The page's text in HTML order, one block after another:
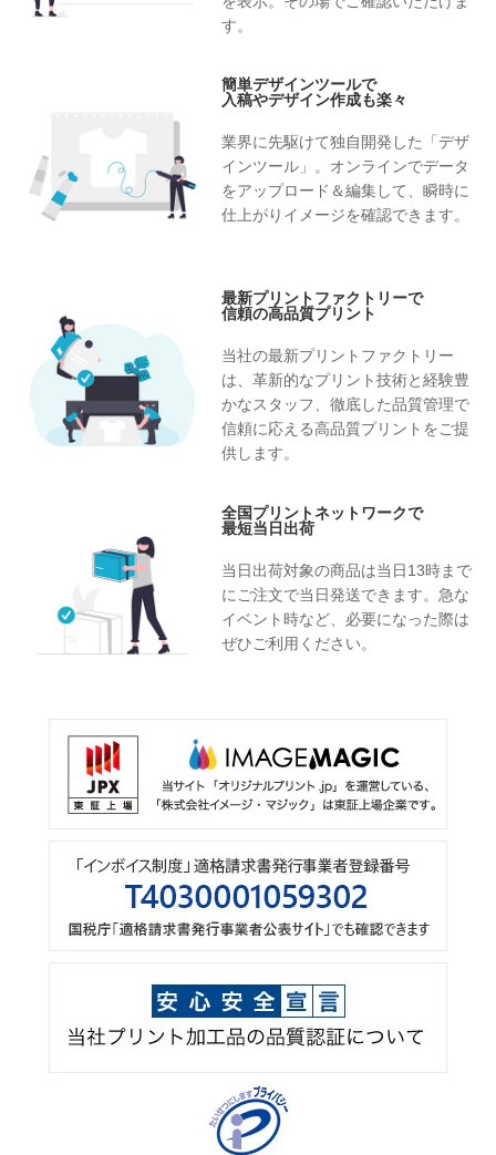
す。
簡単デザインツールで
入稿やデザイン作成も楽々
業界に先駆けて独自開発した「デザ
インツール」。オンラインでデータ
をアップロード＆編集して、瞬時に
仕上がりイメージを確認できます。
最新プリントファクトリーで
信頼の高品質プリント
当社の最新プリントファクトリー
は、革新的なプリント技術と経験豊
かなスタッフ、徹底した品質管理で
信頼に応える高品質プリントをご提
供します。
全国プリントネットワークで
最短当日出荷
当日出荷対象の商品は当日13時まで
にご注文で当日発送できます。急な
イベント時など、必要になった際は
ぜひご利用ください。